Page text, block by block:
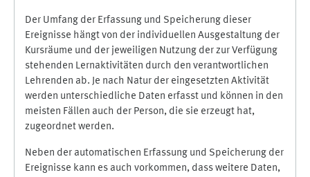
Der Umfang der Erfassung und Speicherung dieser
Ereignisse hängt von der individuellen Ausgestaltung der
Kursräume und der jeweiligen Nutzung der zur Verfügung
stehenden Lernaktivitäten durch den verantwortlichen
Lehrenden ab. Je nach Natur der eingesetzten Aktivität
werden unterschiedliche Daten erfasst und können in den
meisten Fällen auch der Person, die sie erzeugt hat,
zugeordnet werden.
Neben der automatischen Erfassung und Speicherung der
Ereignisse kann es auch vorkommen, dass weitere Daten,